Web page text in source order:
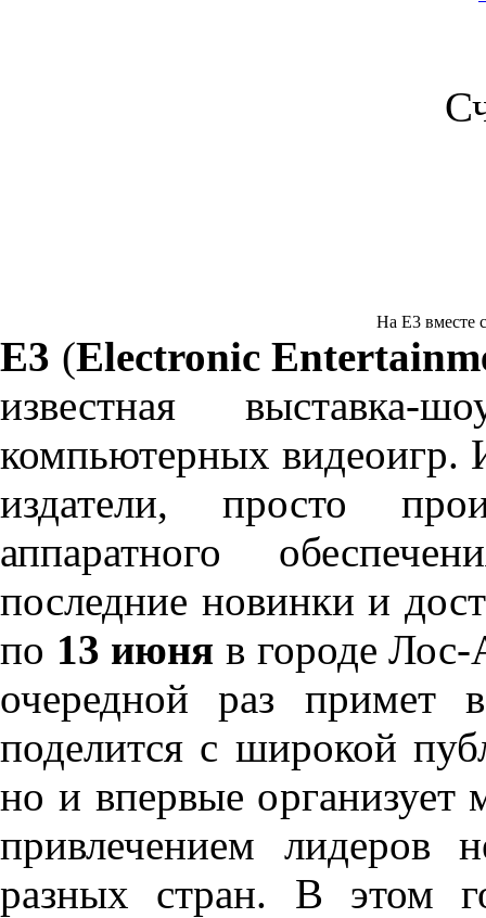
На Е3 вместе
Е3 (Electronic
известная выставка-
компьютерных видеоигр.
издатели, просто
аппаратного
последние новинки и
по 13 июня в городе
очередной раз примет
поделится с широкой
но и впервые
привлечением лидеров
разных стран. В этом